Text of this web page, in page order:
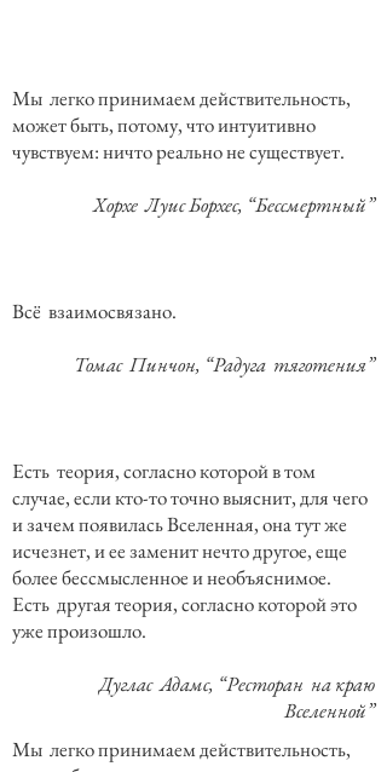
Мы легко принимаем действительность,
может быть, потому, что интуитивно
чувствуем: ничто реально не существует.
Хорхе Луис Борхес, “Бессмертный”
Всё взаимосвязано.
Томас Пинчон, “Радуга тяготения”
Есть теория, согласно которой в том
случае, если кто-то точно выяснит, для чего
и зачем появилась Вселенная, она тут же
исчезнет, и ее заменит нечто другое, еще
более бессмысленное и необъяснимое.
Есть другая теория, согласно которой это
уже произошло.
Дуглас Адамс, “Ресторан на краю
Вселенной”
Мы легко принимаем действительность,